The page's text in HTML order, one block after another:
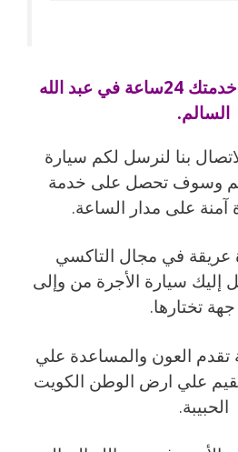
تاكسي لكويت في خدمتك 24ساعة في عبد الله
السالم.
بنا لنرسل لكم سيارة
وسوف تحصل على خدمة
آمنة على مدار الساعة.
عريقة في مجال التاكسي
سيارة الأجرة من وإلى
تختارها.
العون والمساعدة علي
علي ارض الوطن الكويت
الحبيبة.